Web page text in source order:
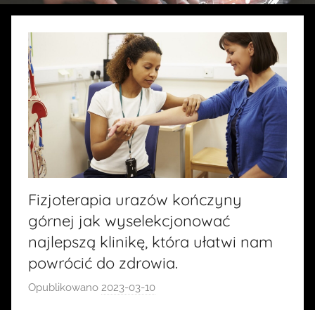
Fizjoterapia urazów kończyny
górnej jak wyselekcjonować
najlepszą klinikę, która ułatwi nam
powrócić do zdrowia.
Opublikowano 2023-03-10